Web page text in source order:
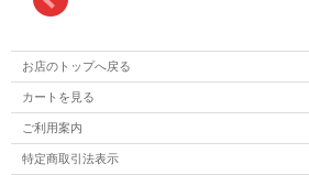
お店のトップへ戻る
カートを見る
ご利用案内
特定商取引法表示